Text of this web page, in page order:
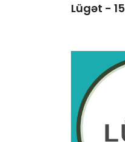
Lügət - 15